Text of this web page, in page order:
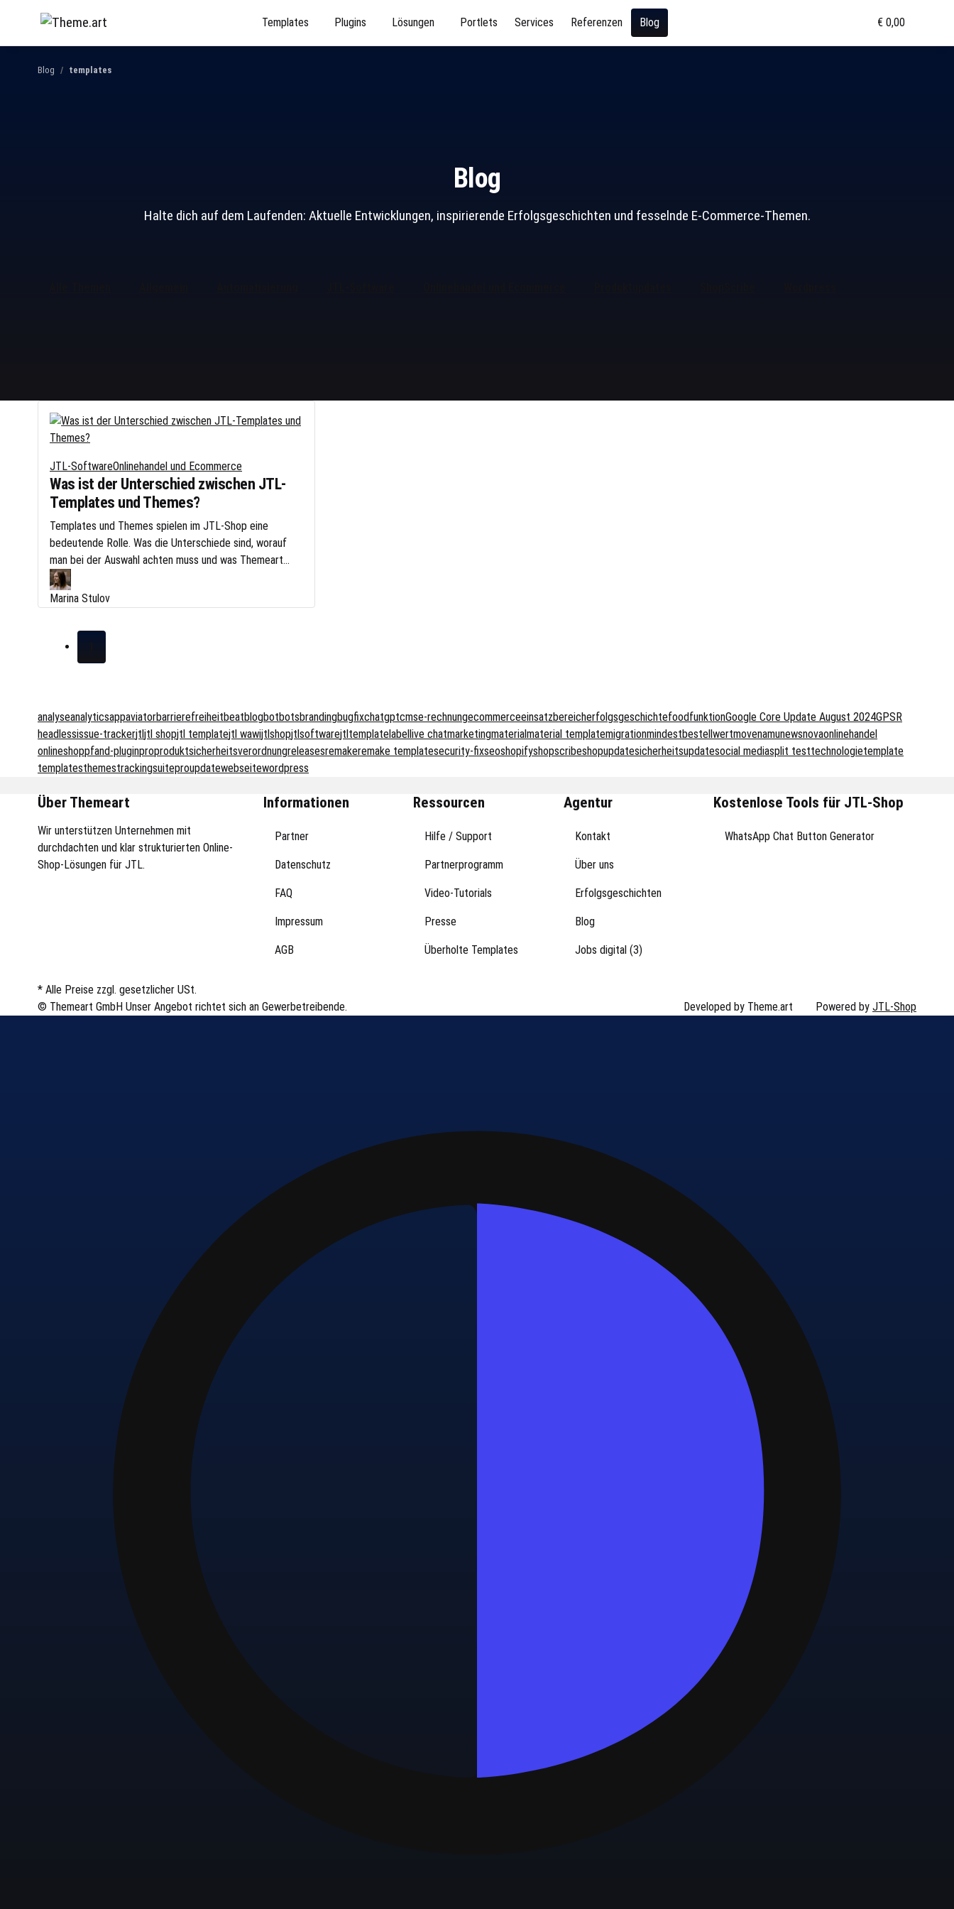
€ 0,00
Templates Plugins Lösungen Portlets Services Referenzen Blog
Blog templates
Blog
Halte dich auf dem Laufenden: Aktuelle Entwicklungen, inspirierende Erfolgsgeschichten und fesselnde E-Commerce-Themen.
JTL-SoftwareOnlinehandel und Ecommerce
Was ist der Unterschied zwischen JTL-
Templates und Themes?
Templates und Themes spielen im JTL-Shop eine
bedeutende Rolle. Was die Unterschiede sind, worauf
man bei der Auswahl achten muss und was Themeart...
Marina Stulov
analyseanalyticsappaviatorbarrierefreiheitbeatblogbotbotsbrandingbugfixchatgptcmse-rechnungecommerceeinsatzbereicherfolgsgeschichtefoodfunktionGoogle Core Update August 2024GPSR
headlessissue-trackerjtljtl shopjtl templatejtl wawijtlshopjtlsoftwarejtltemplatelabellive chatmarketingmaterialmaterial templatemigrationmindestbestellwertmovenamunewsnovaonlinehandel
onlineshoppfand-pluginproproduktsicherheitsverordnungreleasesremakeremake templatesecurity-fixseoshopifyshopscribeshopupdatesicherheitsupdatesocial mediasplit testtechnologietemplate
templatesthemestrackingsuiteproupdatewebseitewordpress
Über Themeart
Wir unterstützen Unternehmen mit
durchdachten und klar strukturierten Online-
Shop-Lösungen für JTL.
Informationen
Partner
Datenschutz
FAQ
Impressum
AGB
Ressourcen
Hilfe / Support
Partnerprogramm
Video-Tutorials
Presse
Überholte Templates
Agentur
Kontakt
Über uns
Erfolgsgeschichten
Blog
Jobs digital (3)
Kostenlose Tools für JTL-Shop
WhatsApp Chat Button Generator
* Alle Preise zzgl. gesetzlicher USt.
© Themeart GmbH Unser Angebot richtet sich an Gewerbetreibende. Developed by Theme.art Powered by JTL-Shop